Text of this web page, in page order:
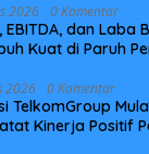
2026 0 Komentar
dan Laba
Kuat di Paruh
2026 0 Komentar
TelkomGroup
Kinerja Positif